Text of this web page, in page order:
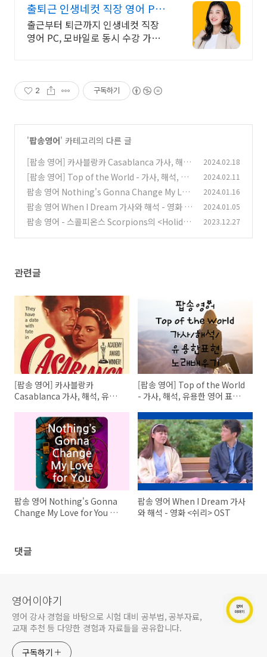
출퇴근 인생네컷 직장 영어 PC/
스마트폰 동영상강의
출근부터 퇴근까지 인생네컷 직장
영어 PC, 모바일로 동시 수강 가능
2 구독하기
'팝송영어' 카테고리의 다른 글
[팝송 영어] 카사블랑카 Casablanca 가사, 해
석, 유용한 영어 표현 배우기 (17)
2024.02.18
[팝송 영어] Top of the World - 가사, 해석, 유
용한 영어 표현, 노래 배우기
(0)
2024.02.11
팝송 영어 Nothing's Gonna Change My Lov
e for You 가사 해석 유용한 영어 표현
2024.01.16
팝송 영어 When I Dream 가사와 해석 - 영화 <
쉬리> OST
(0)
2024.01.05
팝송 영어 - 스콜피온스 Scorpions의 <Holiday
2023.12.27
관련글
[팝송 영어] 카사블랑카
Casablanca 가사, 해석, 유용
[팝송 영어] Top of the World
- 가사, 해석, 유용한 영어 표현,
팝송 영어 Nothing's Gonna
Change My Love for You 가
팝송 영어 When I Dream 가사
와 해석 - 영화 <쉬리> OST
댓글
영어이야기
영어 강사 경험을 바탕으로 시험 대비 공부법, 공부자료,
교재 추천 등 다양한 경험과 자료들을 공유합니다.
구독하기